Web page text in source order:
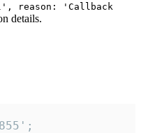
'Callback
details.